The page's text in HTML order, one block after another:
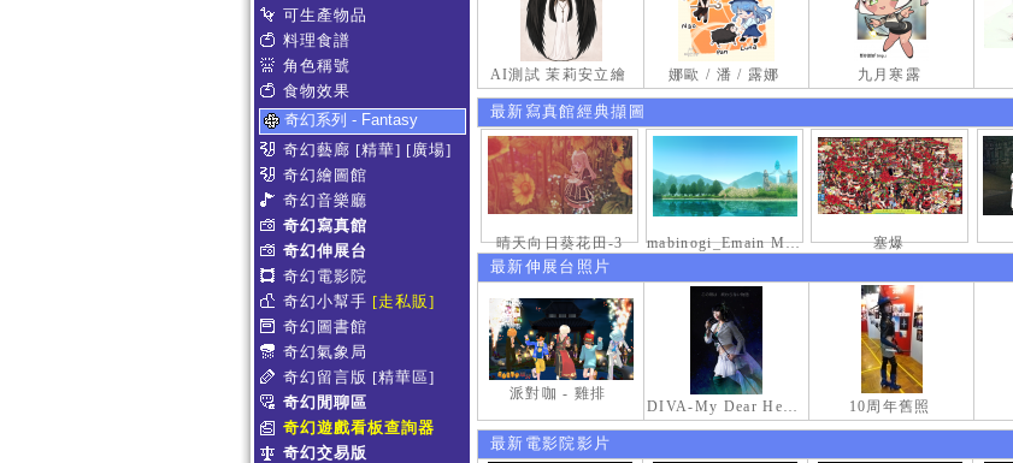
可生產物品
料理食譜
角色稱號
食物效果
奇幻系列 - Fantasy
奇幻藝廊 [精華] [廣場]
奇幻繪圖館
奇幻音樂廳
奇幻寫真館
奇幻伸展台
奇幻電影院
奇幻小幫手 [走私販]
奇幻圖書館
奇幻氣象局
奇幻留言版 [精華區]
奇幻閒聊區
奇幻遊戲看板查詢器
奇幻交易版
AI測試 茉莉安立繪 娜歐 / 潘 / 露娜 九月寒露
最新寫真館經典擷圖
晴天向日葵花田-3 mabinogi_Emain Macha_0900-1200_1 塞爆
最新伸展台照片
派對咖 - 雞排
DIVA-My Dear Heroine- 10周年舊照
最新電影院影片